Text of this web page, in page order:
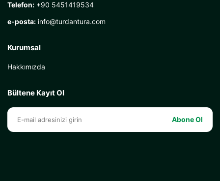
Telefon: +90 5451419534
e-posta: info@turdantura.com
Kurumsal
Hakkımızda
Bültene Kayıt Ol
Abone Ol